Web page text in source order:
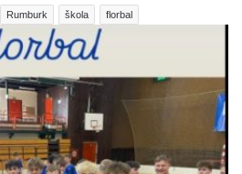
Rumburk škola florbal